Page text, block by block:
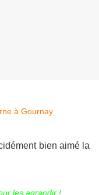
bien aimé la
les agrandir !